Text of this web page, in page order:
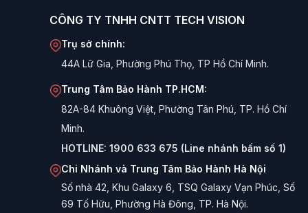
CÔNG TY TNHH CNTT TECH VISION
Trụ sở chính:
44A Lữ Gia, Phường Phú Thọ, TP Hồ Chí Minh.
Trung Tâm Bảo Hành TP.HCM:
82A-84 Khuông Việt, Phường Tân Phú, TP. Hồ Chí
Minh.
HOTLINE: 1900 633 675 (Line nhánh bấm số 1)
Chi Nhánh và Trung Tâm Bảo Hành Hà Nội
Số nhà 42, Khu Galaxy 6, TSQ Galaxy Vạn Phúc, Số
69 Tố Hữu, Phường Hà Đông, TP. Hà Nội.